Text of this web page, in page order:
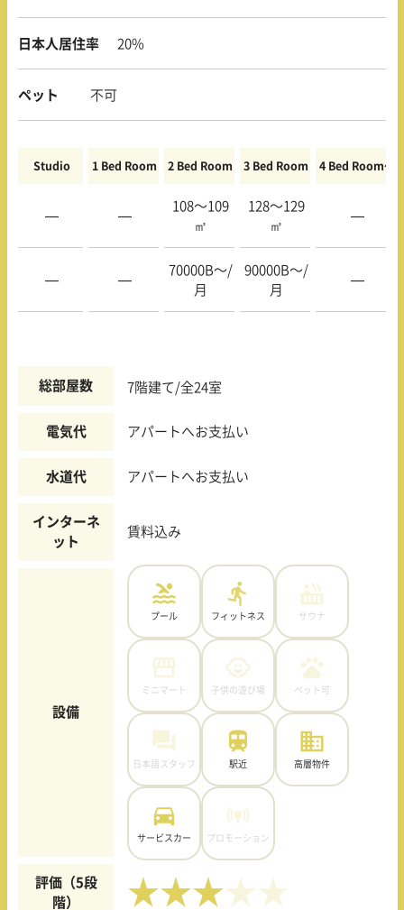
日本人居住率 20%
ペット 不可
Studio 1 Bed Room 2 Bed Room 3 Bed Room 4 Bed Room〜
— —
108〜109
㎡
128〜129
㎡
—
— —
70000B〜/
月
90000B〜/
月
—
総部屋数 7階建て/全24室
電気代 アパートへお支払い
水道代 アパートへお支払い
インターネ
ット
賃料込み
設備
プール フィットネス サウナ
ミニマート 子供の遊び場 ペット可
日本語スタッフ 駅近 高層物件
サービスカー プロモーション
評価（5段
階）
★★★